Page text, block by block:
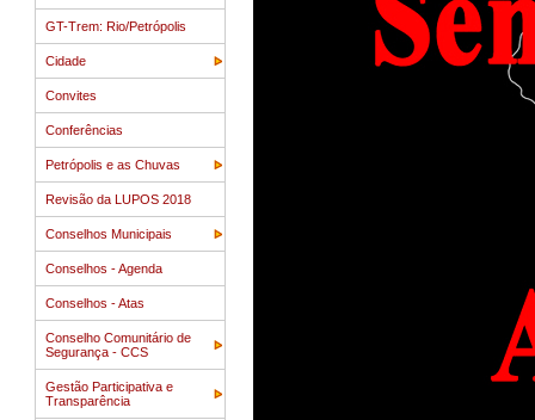
GT-Trem: Rio/Petrópolis
Cidade
Convites
Conferências
Petrópolis e as Chuvas
Revisão da LUPOS 2018
Conselhos Municipais
Conselhos - Agenda
Conselhos - Atas
Conselho Comunitário de
Segurança - CCS
Gestão Participativa e
Transparência